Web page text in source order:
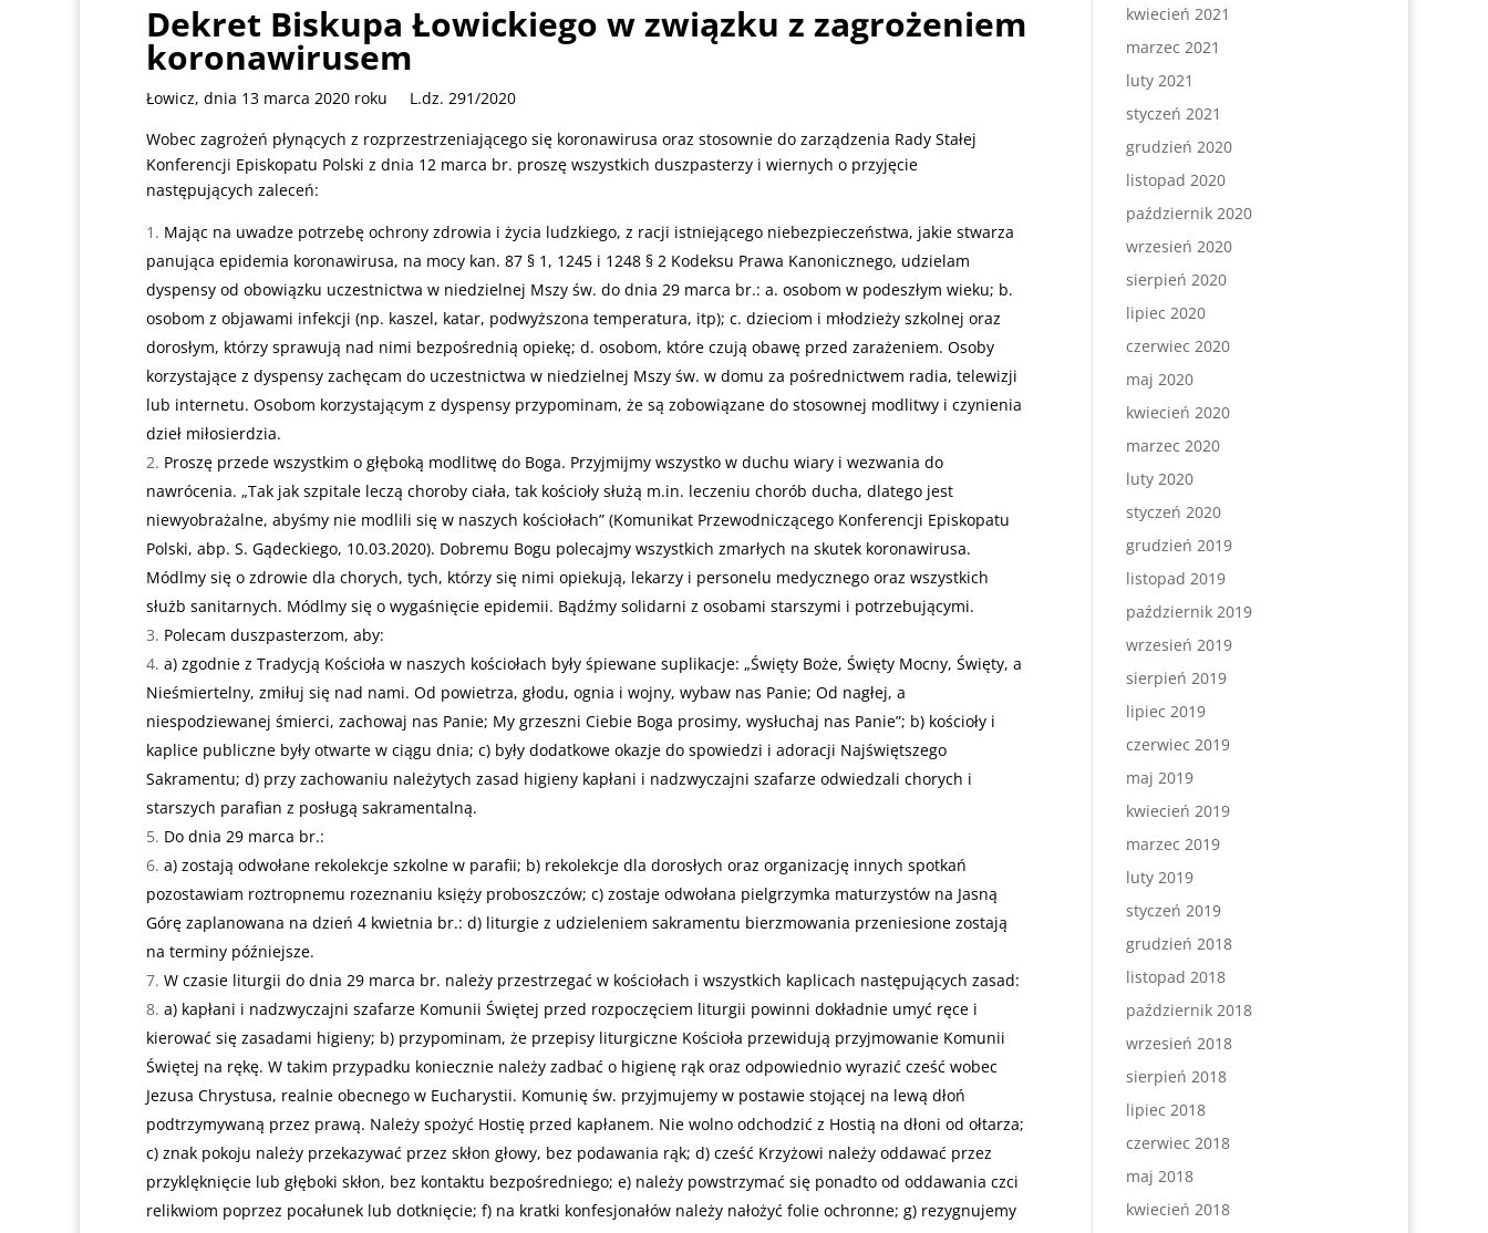
Dekret Biskupa Łowickiego w związku z zagrożeniem
koronawirusem
Łowicz, dnia 13 marca 2020 roku L.dz. 291/2020
Wobec zagrożeń płynących z rozprzestrzeniającego się koronawirusa oraz stosownie do zarządzenia Rady Stałej
Konferencji Episkopatu Polski z dnia 12 marca br. proszę wszystkich duszpasterzy i wiernych o przyjęcie
następujących zaleceń:
Mając na uwadze potrzebę ochrony zdrowia i życia ludzkiego, z racji istniejącego niebezpieczeństwa, jakie stwarza
panująca epidemia koronawirusa, na mocy kan. 87 § 1, 1245 i 1248 § 2 Kodeksu Prawa Kanonicznego, udzielam
dyspensy od obowiązku uczestnictwa w niedzielnej Mszy św. do dnia 29 marca br.: a. osobom w podeszłym wieku; b.
osobom z objawami infekcji (np. kaszel, katar, podwyższona temperatura, itp); c. dzieciom i młodzieży szkolnej oraz
dorosłym, którzy sprawują nad nimi bezpośrednią opiekę; d. osobom, które czują obawę przed zarażeniem. Osoby
korzystające z dyspensy zachęcam do uczestnictwa w niedzielnej Mszy św. w domu za pośrednictwem radia, telewizji
lub internetu. Osobom korzystającym z dyspensy przypominam, że są zobowiązane do stosownej modlitwy i czynienia
dzieł miłosierdzia.
Proszę przede wszystkim o głęboką modlitwę do Boga. Przyjmijmy wszystko w duchu wiary i wezwania do
nawrócenia. „Tak jak szpitale leczą choroby ciała, tak kościoły służą m.in. leczeniu chorób ducha, dlatego jest
niewyobrażalne, abyśmy nie modlili się w naszych kościołach” (Komunikat Przewodniczącego Konferencji Episkopatu
Polski, abp. S. Gądeckiego, 10.03.2020). Dobremu Bogu polecajmy wszystkich zmarłych na skutek koronawirusa.
Módlmy się o zdrowie dla chorych, tych, którzy się nimi opiekują, lekarzy i personelu medycznego oraz wszystkich
służb sanitarnych. Módlmy się o wygaśnięcie epidemii. Bądźmy solidarni z osobami starszymi i potrzebującymi.
Polecam duszpasterzom, aby:
a) zgodnie z Tradycją Kościoła w naszych kościołach były śpiewane suplikacje: „Święty Boże, Święty Mocny, Święty, a
Nieśmiertelny, zmiłuj się nad nami. Od powietrza, głodu, ognia i wojny, wybaw nas Panie; Od nagłej, a
niespodziewanej śmierci, zachowaj nas Panie; My grzeszni Ciebie Boga prosimy, wysłuchaj nas Panie”; b) kościoły i
kaplice publiczne były otwarte w ciągu dnia; c) były dodatkowe okazje do spowiedzi i adoracji Najświętszego
Sakramentu; d) przy zachowaniu należytych zasad higieny kapłani i nadzwyczajni szafarze odwiedzali chorych i
starszych parafian z posługą sakramentalną.
Do dnia 29 marca br.:
a) zostają odwołane rekolekcje szkolne w parafii; b) rekolekcje dla dorosłych oraz organizację innych spotkań
pozostawiam roztropnemu rozeznaniu księży proboszczów; c) zostaje odwołana pielgrzymka maturzystów na Jasną
Górę zaplanowana na dzień 4 kwietnia br.: d) liturgie z udzieleniem sakramentu bierzmowania przeniesione zostają
na terminy późniejsze.
W czasie liturgii do dnia 29 marca br. należy przestrzegać w kościołach i wszystkich kaplicach następujących zasad:
a) kapłani i nadzwyczajni szafarze Komunii Świętej przed rozpoczęciem liturgii powinni dokładnie umyć ręce i
kierować się zasadami higieny; b) przypominam, że przepisy liturgiczne Kościoła przewidują przyjmowanie Komunii
Świętej na rękę. W takim przypadku koniecznie należy zadbać o higienę rąk oraz odpowiednio wyrazić cześć wobec
Jezusa Chrystusa, realnie obecnego w Eucharystii. Komunię św. przyjmujemy w postawie stojącej na lewą dłoń
podtrzymywaną przez prawą. Należy spożyć Hostię przed kapłanem. Nie wolno odchodzić z Hostią na dłoni od ołtarza;
c) znak pokoju należy przekazywać przez skłon głowy, bez podawania rąk; d) cześć Krzyżowi należy oddawać przez
przyklęknięcie lub głęboki skłon, bez kontaktu bezpośredniego; e) należy powstrzymać się ponadto od oddawania czci
relikwiom poprzez pocałunek lub dotknięcie; f) na kratki konfesjonałów należy nałożyć folie ochronne; g) rezygnujemy
kwiecień 2021
marzec 2021
luty 2021
styczeń 2021
grudzień 2020
listopad 2020
październik 2020
wrzesień 2020
sierpień 2020
lipiec 2020
czerwiec 2020
maj 2020
kwiecień 2020
marzec 2020
luty 2020
styczeń 2020
grudzień 2019
listopad 2019
październik 2019
wrzesień 2019
sierpień 2019
lipiec 2019
czerwiec 2019
maj 2019
kwiecień 2019
marzec 2019
luty 2019
styczeń 2019
grudzień 2018
listopad 2018
październik 2018
wrzesień 2018
sierpień 2018
lipiec 2018
czerwiec 2018
maj 2018
kwiecień 2018